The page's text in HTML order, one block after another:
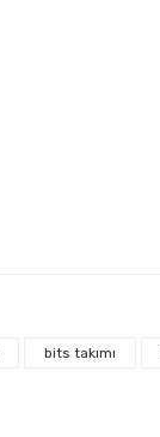
yapın!bits takımı